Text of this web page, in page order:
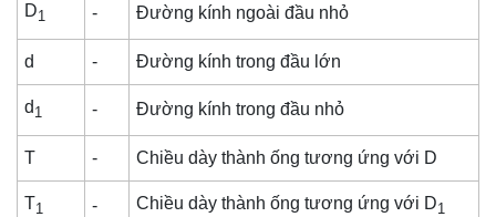
D1 - Đường kính ngoài đầu nhỏ
d - Đường kính trong đầu lớn
d 1 - Đường kính trong đầu nhỏ
T - Chiều dày thành ống tương ứng với D
T1 - Chiều dày thành ống tương ứng với D1